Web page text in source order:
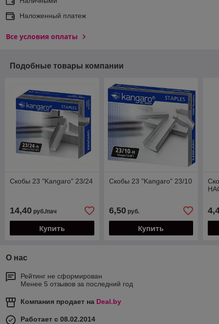
Наложенный платеж
Все условия оплаты
Подобные товары компании
Скобы 23 "Kangaro" 23/24
14,40 руб./пач
Купить
Скобы 23 "Kangaro" 23/10
6,50руб.
Купить
О нас
Рейтинг не сформирован
Менее 5 отзывов за последний год
Компания продает на Deal.by
Работает с 08.02.2014